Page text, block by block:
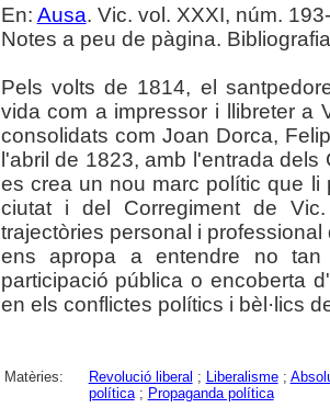
En: Ausa. Vic. vol. XXXI, núm.
Notes a peu de pàgina.
Pels volts de 1814, el
vida com a impressor i llibreter a
consolidats com Joan Dorca,
l'abril de 1823, amb l'entrada
es crea un nou marc polític que li
ciutat i del Corregiment de
trajectòries personal i
ens apropa a entendre no
participació pública o encoberta
en els conflictes polítics i bèl·lics
Matèries: Revolució liberal ; Liberalisme;
política; Propaganda política